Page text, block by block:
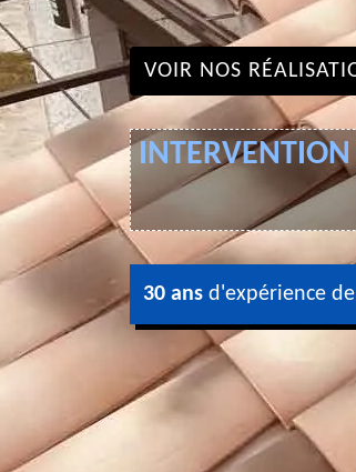
VOIR NOS
30 ans d'expérience